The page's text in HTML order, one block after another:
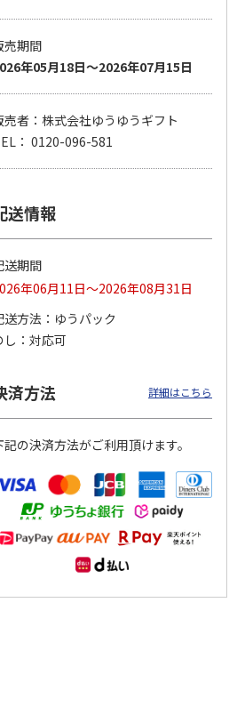
＜お中元＞蔵王チー
ズと蔵王山麓バター
のセット
4,000円
【冷凍】なかほら牧
場自然放牧ジャージ
牛乳クリームリッ
4,350円
(送料・税込)
売期間
年05月18日～2026年07月15日
売者：株式会社ゆうゆうギフト
： 0120-096-581
送情報
送期間
年06月11日～2026年08月31日
送方法
ゆうパック
し
対応可
済方法 詳細はこちら
記の決済方法がご利用頂けます。